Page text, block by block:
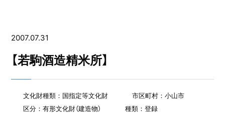
2007.07.31
【若駒酒造精米所】
文化財種類：国指定等文化財
市区町村：小山市
区分：有形文化財（建造物）
種類：登録